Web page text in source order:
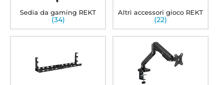
Sedia da gaming REKT
(34)
Altri accessori gioco REKT
(22)